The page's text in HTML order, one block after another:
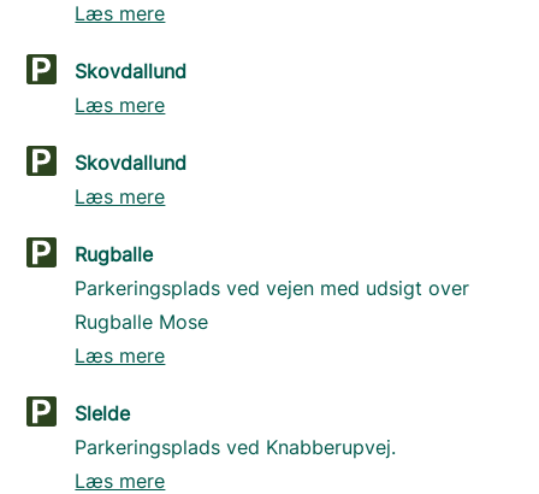
Læs mere
Skovdallund
Læs mere
Skovdallund
Læs mere
Rugballe
Parkeringsplads ved vejen med udsigt over
Rugballe Mose
Læs mere
Slelde
Parkeringsplads ved Knabberupvej.
Læs mere